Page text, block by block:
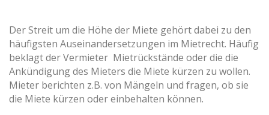
Der Streit um die Höhe der Miete gehört dabei zu den
häufigsten Auseinandersetzungen im Mietrecht. Häufig
beklagt der Vermieter Mietrückstände oder die die
Ankündigung des Mieters die Miete kürzen zu wollen.
Mieter berichten z.B. von Mängeln und fragen, ob sie
die Miete kürzen oder einbehalten können.